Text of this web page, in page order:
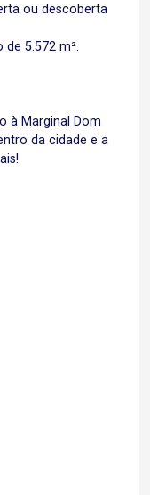
ou descoberta
5.572 m².
à Marginal Dom
da cidade e a